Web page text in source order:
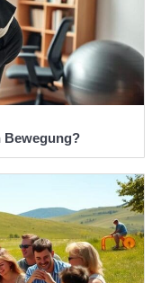
Bewegung?